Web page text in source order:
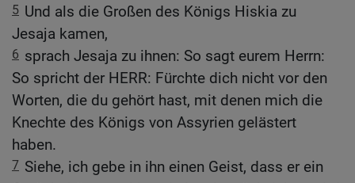
5 Und als die Großen des Königs Hiskia zu
Jesaja kamen,
6 sprach Jesaja zu ihnen: So sagt eurem Herrn:
So spricht der HERR: Fürchte dich nicht vor den
Worten, die du gehört hast, mit denen mich die
Knechte des Königs von Assyrien gelästert
haben.
7 Siehe, ich gebe in ihn einen Geist, dass er ein